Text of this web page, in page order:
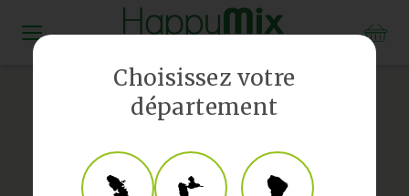
Choisissez votre
département